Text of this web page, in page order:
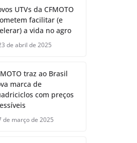
UTVs da CFMOTO
facilitar (e
a vida no agro
de abril de 2025
traz ao Brasil
marca de
com preços
de março de 2025